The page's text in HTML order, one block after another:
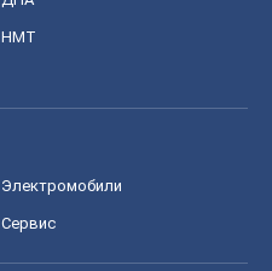
НМТ
Электромобили
Сервис